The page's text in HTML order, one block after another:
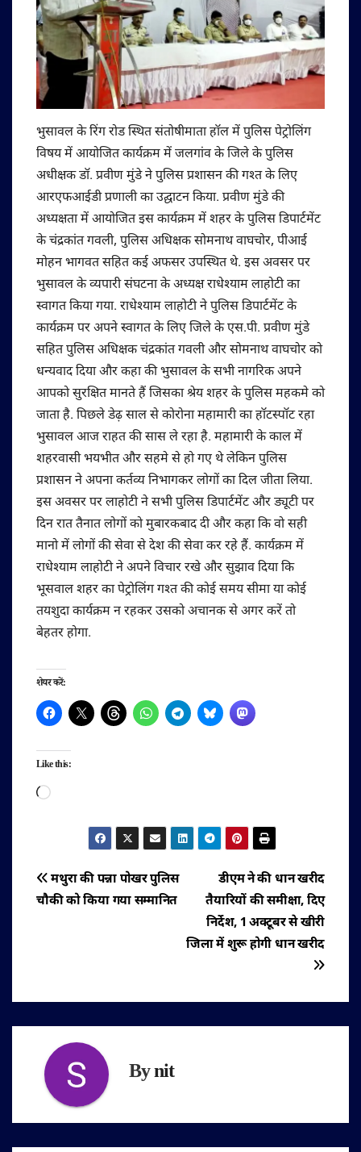
भुसावल के रिंग रोड स्थित संतोषीमाता हॉल में पुलिस पेट्रोलिंग
विषय में आयोजित कार्यक्रम में जलगांव के जिले के पुलिस
अधीक्षक डॉ. प्रवीण मुंडे ने पुलिस प्रशासन की गश्त के लिए
आरएफआईडी प्रणाली का उद्घाटन किया. प्रवीण मुंडे की
अध्यक्षता में आयोजित इस कार्यक्रम में शहर के पुलिस डिपार्टमेंट
के चंद्रकांत गवली, पुलिस अधिक्षक सोमनाथ वाघचोर, पीआई
मोहन भागवत सहित कई अफसर उपस्थित थे. इस अवसर पर
भुसावल के व्यपारी संघटना के अध्यक्ष राधेश्याम लाहोटी का
स्वागत किया गया. राधेश्याम लाहोटी ने पुलिस डिपार्टमेंट के
कार्यक्रम पर अपने स्वागत के लिए जिले के एस.पी. प्रवीण मुंडे
सहित पुलिस अधिक्षक चंद्रकांत गवली और सोमनाथ वाघचोर को
धन्यवाद दिया और कहा की भुसावल के सभी नागरिक अपने
आपको सुरक्षित मानते हैं जिसका श्रेय शहर के पुलिस महकमे को
जाता है. पिछले डेढ़ साल से कोरोना महामारी का हॉटस्पॉट रहा
भुसावल आज राहत की सास ले रहा है. महामारी के काल में
शहरवासी भयभीत और सहमे से हो गए थे लेकिन पुलिस
प्रशासन ने अपना कर्तव्य निभागकर लोगों का दिल जीता लिया.
इस अवसर पर लाहोटी ने सभी पुलिस डिपार्टमेंट और ड्यूटी पर
दिन रात तैनात लोगों को मुबारकबाद दी और कहा कि वो सही
मानो में लोगों की सेवा से देश की सेवा कर रहे हैं. कार्यक्रम में
राधेश्याम लाहोटी ने अपने विचार रखे और सुझाव दिया कि
भूसवाल शहर का पेट्रोलिंग गश्त की कोई समय सीमा या कोई
तयशुदा कार्यक्रम न रहकर उसको अचानक से अगर करें तो
बेहतर होगा.
शेयर करें:
Like this:
Loading…
पोस्ट
नेविगेशन
डीएम ने की धान खरीद
तैयारियों की समीक्षा, दिए
निर्देश, 1 अक्टूबर से खीरी
जिला में शुरू होगी धान खरीद
मथुरा की पन्ना पोखर पुलिस
चौकी को किया गया सम्मानित
Bynit